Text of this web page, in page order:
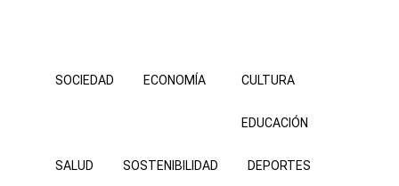
SOCIEDAD ECONOMÍA CULTURA
EDUCACIÓN
SALUD SOSTENIBILIDAD DEPORTES